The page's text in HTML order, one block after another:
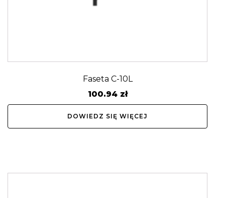
Faseta C-10L
100.94 zł
DOWIEDZ SIĘ WIĘCEJ